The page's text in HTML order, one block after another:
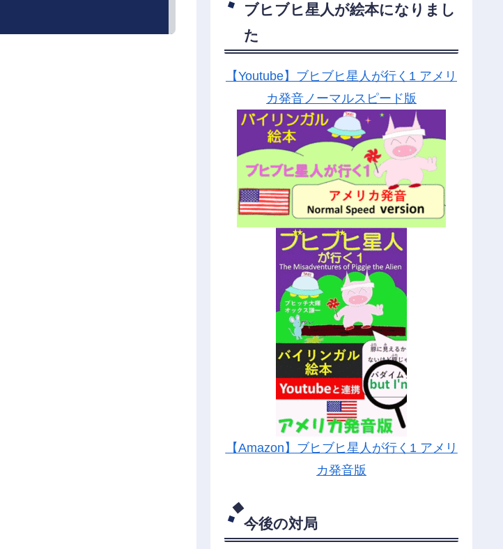
ブヒブヒ星人が絵本になりまし
た
【Youtube】ブヒブヒ星人が行く1 アメリ
カ発音ノーマルスピード版
【Amazon】ブヒブヒ星人が行く1 アメリ
カ発音版
今後の対局